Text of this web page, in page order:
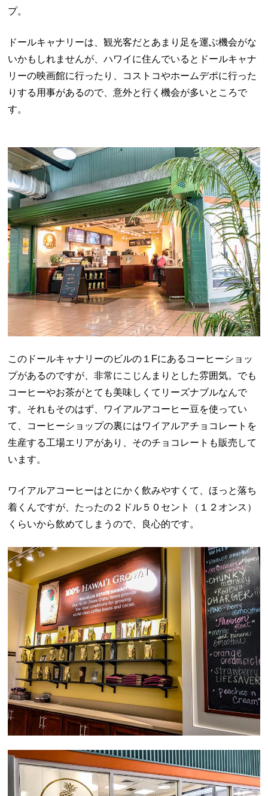
プ。
ドールキャナリーは、観光客だとあまり足を運ぶ機会がな
いかもしれませんが、ハワイに住んでいるとドールキャナ
リーの映画館に行ったり、コストコやホームデポに行った
りする用事があるので、意外と行く機会が多いところで
す。
このドールキャナリーのビルの１Fにあるコーヒーショッ
プがあるのですが、非常にこじんまりとした雰囲気。でも
コーヒーやお茶がとても美味しくてリーズナブルなんで
す。それもそのはず、ワイアルアコーヒー豆を使ってい
て、コーヒーショップの裏にはワイアルアチョコレートを
生産する工場エリアがあり、そのチョコレートも販売して
います。
ワイアルアコーヒーはとにかく飲みやすくて、ほっと落ち
着くんですが、たったの２ドル５０セント（１２オンス）
くらいから飲めてしまうので、良心的です。